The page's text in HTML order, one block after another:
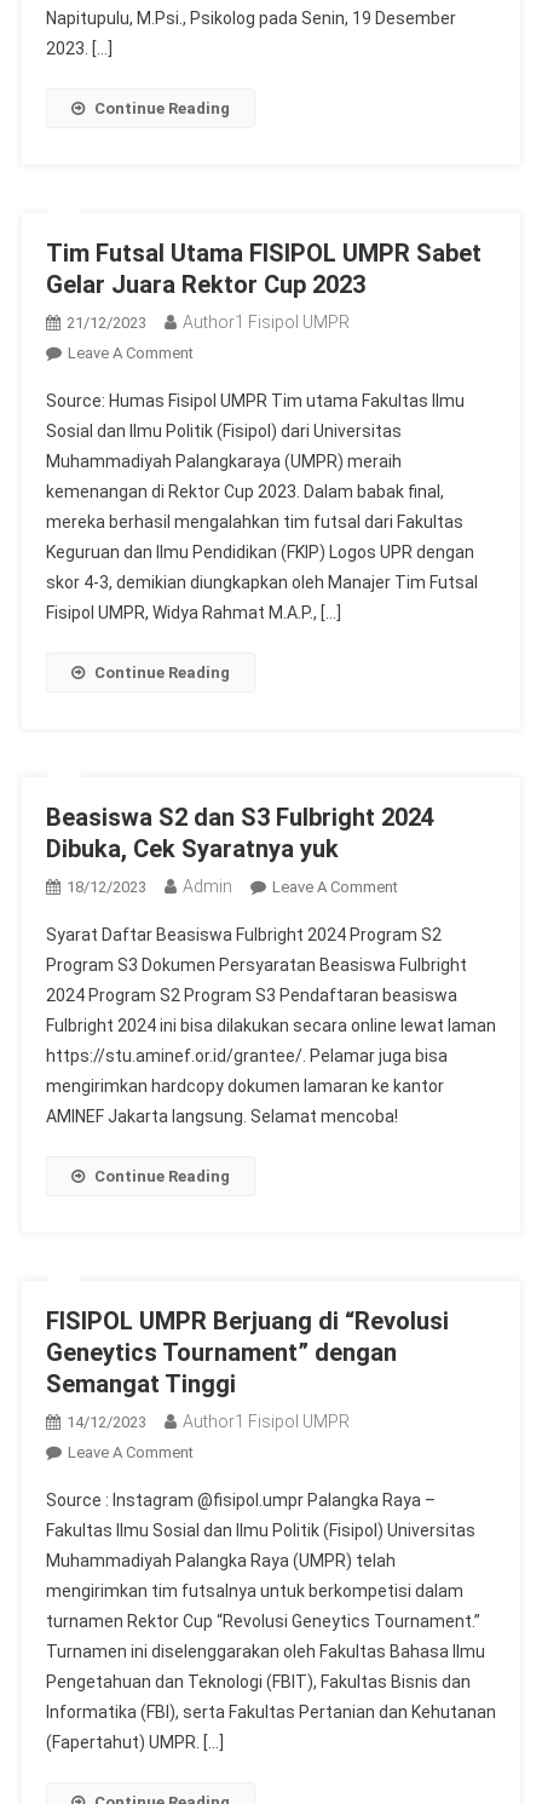
Zaman
Napitupulu, M.Psi., Psikolog pada Senin, 19 Desember
2023. […]
Continue Reading
Tim Futsal Utama FISIPOL UMPR Sabet
Gelar Juara Rektor Cup 2023
21/12/2023 Author1 Fisipol UMPR
Leave A CommentOn
Futsal
Utama
FISIPOL
UMPR
Sabet
Gelar
Juara
Rektor
Source: Humas Fisipol UMPR Tim utama Fakultas Ilmu
Sosial dan Ilmu Politik (Fisipol) dari Universitas
Muhammadiyah Palangkaraya (UMPR) meraih
kemenangan di Rektor Cup 2023. Dalam babak final,
mereka berhasil mengalahkan tim futsal dari Fakultas
Keguruan dan Ilmu Pendidikan (FKIP) Logos UPR dengan
skor 4-3, demikian diungkapkan oleh Manajer Tim Futsal
Fisipol UMPR, Widya Rahmat M.A.P., […]
Continue Reading
Beasiswa S2 dan S3 Fulbright 2024
Dibuka, Cek Syaratnya yuk
18/12/2023 Admin Leave A CommentOn
S2
Dan
S3
Fulbright
2024
Dibuka,
Cek
Syarat Daftar Beasiswa Fulbright 2024 Program S2
Program S3 Dokumen Persyaratan Beasiswa Fulbright
2024 Program S2 Program S3 Pendaftaran beasiswa
Fulbright 2024 ini bisa dilakukan secara online lewat laman
https://stu.aminef.or.id/grantee/. Pelamar juga bisa
mengirimkan hardcopy dokumen lamaran ke kantor
AMINEF Jakarta langsung. Selamat mencoba!
Continue Reading
FISIPOL UMPR Berjuang di “Revolusi
Geneytics Tournament” dengan
Semangat Tinggi
14/12/2023 Author1 Fisipol UMPR
Leave A CommentOn
UMPR
Berjuang
Di
“Revolusi
Geneytics
Tournament”
Dengan
Semangat
Tinggi
Source : Instagram @fisipol.umpr Palangka Raya –
Fakultas Ilmu Sosial dan Ilmu Politik (Fisipol) Universitas
Muhammadiyah Palangka Raya (UMPR) telah
mengirimkan tim futsalnya untuk berkompetisi dalam
turnamen Rektor Cup “Revolusi Geneytics Tournament.”
Turnamen ini diselenggarakan oleh Fakultas Bahasa Ilmu
Pengetahuan dan Teknologi (FBIT), Fakultas Bisnis dan
Informatika (FBI), serta Fakultas Pertanian dan Kehutanan
(Fapertahut) UMPR. […]